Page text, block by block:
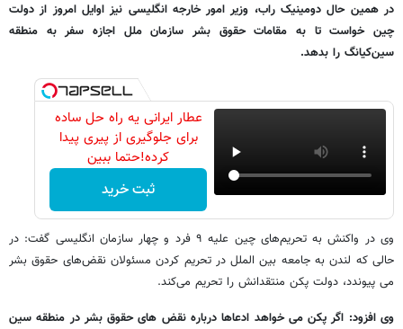
در همین حال دومینیک راب، وزیر امور خارجه انگلیسی نیز اوایل امروز از دولت
چین خواست تا به مقامات حقوق بشر سازمان ملل اجازه سفر به منطقه
سین‌کیانگ را بدهد.
عطار ایرانی یه راه حل ساده
برای جلوگیری از پیری پیدا
کرده!حتما ببین
ثبت خرید
وی در واکنش به تحریم‌های چین علیه ۹ فرد و چهار سازمان انگلیسی گفت: در
حالی که لندن به جامعه بین الملل در تحریم کردن مسئولان نقض‌های حقوق بشر
می پیوندد، دولت پکن منتقدانش را تحریم می‌کند.
وی افزود: اگر پکن می خواهد ادعاها درباره نقض های حقوق بشر در منطقه سین